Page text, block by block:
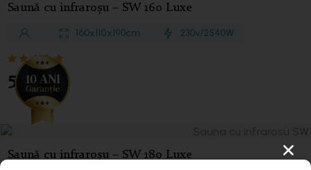
Saună cu infraroșu – SW 160 Luxe
160 x 110 x 190 cm 230v/2540 W
5.485€
Saună cu infraroșu – SW 180 Luxe